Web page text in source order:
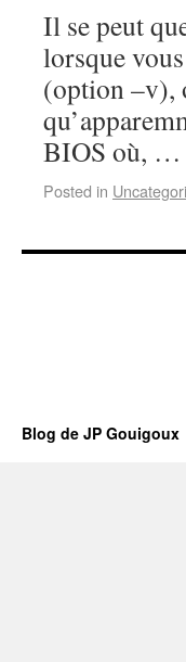
Il se peut
lorsque
(option –v),
BIOS où, …
Posted in
Blog de JP Gouigoux